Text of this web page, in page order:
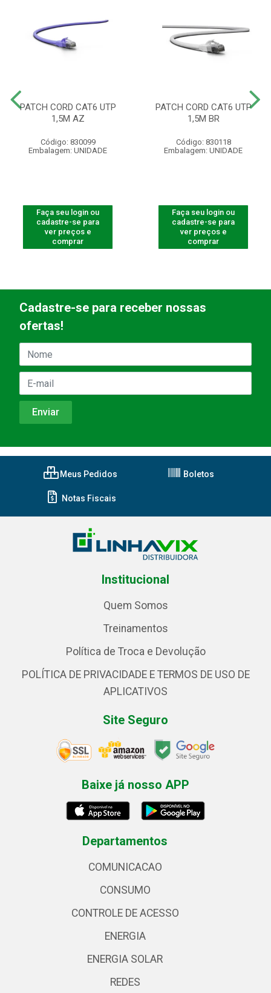
PATCH CORD CAT6 UTP
1,5M AZ
Código: 830099
Embalagem: UNIDADE
Faça seu login ou
cadastre-se para
ver preços e
comprar
PATCH CORD CAT6 UTP
1,5M BR
Código: 830118
Embalagem: UNIDADE
Faça seu login ou
cadastre-se para
ver preços e
comprar
Cadastre-se para receber nossas
ofertas!
Meus Pedidos Boletos
Notas Fiscais
Institucional
Quem Somos
Treinamentos
Política de Troca e Devolução
POLÍTICA DE PRIVACIDADE E TERMOS DE USO DE
APLICATIVOS
Site Seguro
Baixe já nosso APP
Departamentos
COMUNICACAO
CONSUMO
CONTROLE DE ACESSO
ENERGIA
ENERGIA SOLAR
REDES